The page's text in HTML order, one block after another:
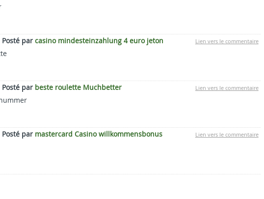
Lien vers le commentaire
Posté par casino mindesteinzahlung 4 euro jeton
Lien vers le commentaire
Posté par beste roulette Muchbetter
Lien vers le commentaire
Posté par mastercard Casino willkommensbonus